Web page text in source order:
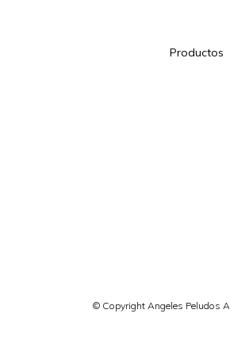
Productos
© Copyright Angeles Peludos